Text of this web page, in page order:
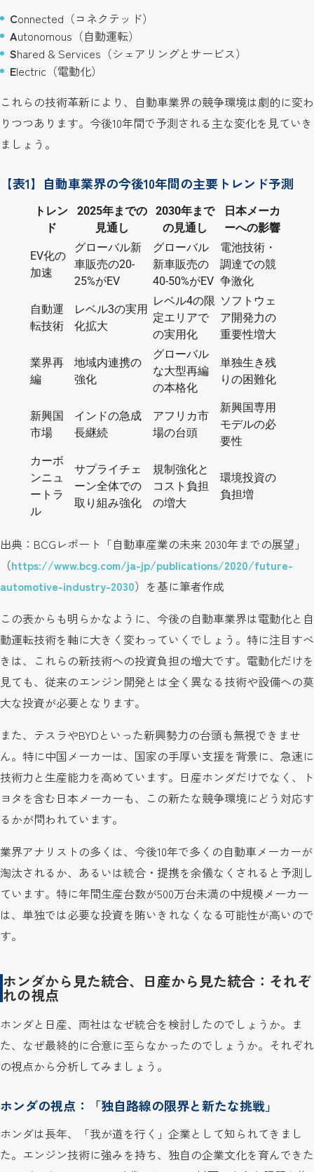
Connected（コネクテッド）
Autonomous（自動運転）
Shared & Services（シェアリングとサービス）
Electric（電動化）
これらの技術革新により、自動車業界の競争環境は劇的に変わ
りつつあります。今後10年間で予測される主な変化を見ていき
ましょう。
【表1】自動車業界の今後10年間の主要トレンド予測
トレン
ド
2025年までの
見通し
2030年まで
の見通し
日本メーカ
ーへの影響
EV化の
加速
グローバル新
車販売の20-
25%がEV
グローバル
新車販売の
40-50%がEV
電池技術・
調達での競
争激化
自動運
転技術
レベル3の実用
化拡大
レベル4の限
定エリアで
の実用化
ソフトウェ
ア開発力の
重要性増大
業界再
編
地域内連携の
強化
グローバル
な大型再編
の本格化
単独生き残
りの困難化
新興国
市場
インドの急成
長継続
アフリカ市
場の台頭
新興国専用
モデルの必
要性
カーボ
ンニュ
ートラ
ル
サプライチェ
ーン全体での
取り組み強化
規制強化と
コスト負担
の増大
環境投資の
負担増
出典：BCGレポート「自動車産業の未来 2030年までの展望」
（https://www.bcg.com/ja-jp/publications/2020/future-
automotive-industry-2030）を基に筆者作成
この表からも明らかなように、今後の自動車業界は電動化と自
動運転技術を軸に大きく変わっていくでしょう。特に注目すべ
きは、これらの新技術への投資負担の増大です。電動化だけを
見ても、従来のエンジン開発とは全く異なる技術や設備への莫
大な投資が必要となります。
また、テスラやBYDといった新興勢力の台頭も無視できませ
ん。特に中国メーカーは、国家の手厚い支援を背景に、急速に
技術力と生産能力を高めています。日産ホンダだけでなく、ト
ヨタを含む日本メーカーも、この新たな競争環境にどう対応す
るかが問われています。
業界アナリストの多くは、今後10年で多くの自動車メーカーが
淘汰されるか、あるいは統合・提携を余儀なくされると予測し
ています。特に年間生産台数が500万台未満の中規模メーカー
は、単独では必要な投資を賄いきれなくなる可能性が高いので
す。
ホンダから見た統合、日産から見た統合：それぞ
れの視点
ホンダと日産、両社はなぜ統合を検討したのでしょうか。ま
た、なぜ最終的に合意に至らなかったのでしょうか。それぞれ
の視点から分析してみましょう。
ホンダの視点：「独自路線の限界と新たな挑戦」
ホンダは長年、「我が道を行く」企業として知られてきまし
た。エンジン技術に強みを持ち、独自の企業文化を育んできた